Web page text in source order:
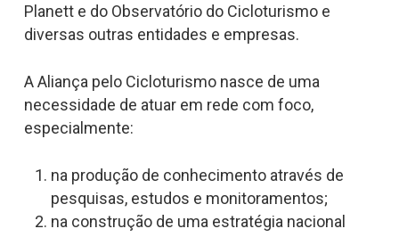
Planett e do Observatório do Cicloturismo e
diversas outras entidades e empresas.
A Aliança pelo Cicloturismo nasce de uma
necessidade de atuar em rede com foco,
especialmente:
na produção de conhecimento através de
pesquisas, estudos e monitoramentos;
na construção de uma estratégia nacional